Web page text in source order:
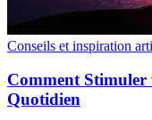
Conseils et inspiration
Comment
Quotidien